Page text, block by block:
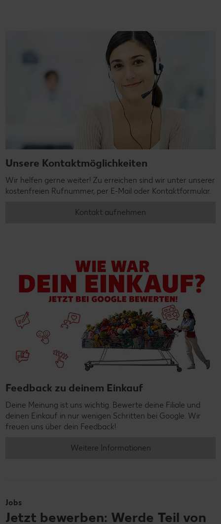
Unsere Kontaktmöglichkeiten
Wir helfen gerne weiter! Zu erreichen sind wir unter unserer
kostenfreien Rufnummer, per E-Mail oder Kontaktformular.
Kontakt aufnehmen
Feedback zu deinem Einkauf
Deine Meinung ist uns wichtig. Bewerte deine Filiale und
deinen Einkauf in nur wenigen Schritten bei Google. Wir
freuen uns über dein Feedback!
Weitere Informationen
Jobs
Jetzt bewerben: Werde Teil von